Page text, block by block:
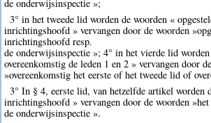
de onderwijsinspectie »;
3° in het tweede lid worden de woorden «
inrichtingshoofd » vervangen door de woorden
inrichtingshoofd resp.
de onderwijsinspectie »; 4° in het vierde lid
overeenkomstig de leden 1 en 2 » vervangen door
»overeenkomstig het eerste of het tweede lid of
3° In § 4, eerste lid, van hetzelfde artikel worden
inrichtingshoofd » vervangen door de woorden
de onderwijsinspectie ».